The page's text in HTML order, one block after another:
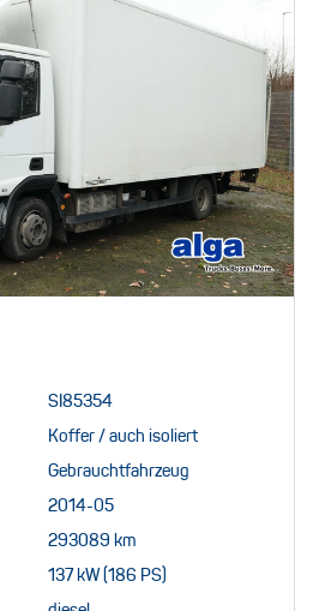
SI85354
Koffer / auch isoliert
Gebrauchtfahrzeug
2014-05
293089 km
137 kW (186 PS)